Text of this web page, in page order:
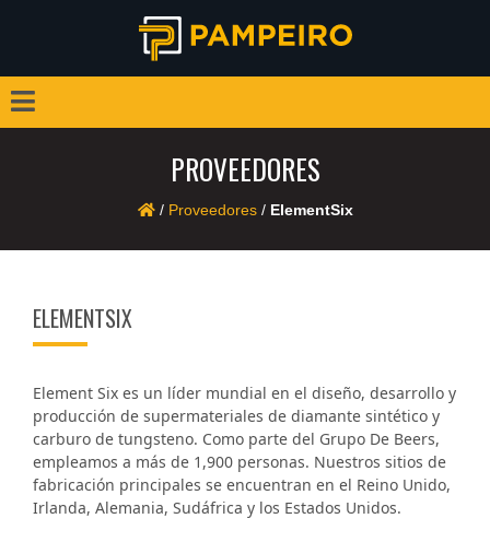
PROVEEDORES
/ Proveedores/ ElementSix
ELEMENTSIX
Element Six es un líder mundial en el diseño, desarrollo y
producción de supermateriales de diamante sintético y
carburo de tungsteno. Como parte del Grupo De Beers,
empleamos a más de 1,900 personas. Nuestros sitios de
fabricación principales se encuentran en el Reino Unido,
Irlanda, Alemania, Sudáfrica y los Estados Unidos.